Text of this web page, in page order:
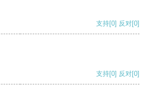
支持[0] 反对[0]
支持[0] 反对[0]